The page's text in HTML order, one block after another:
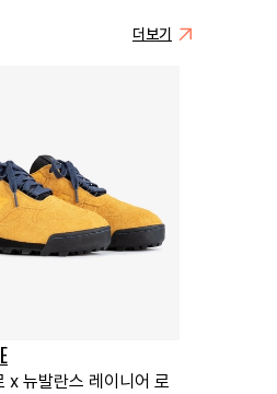
더보기
x 뉴발란스 레이니어 로